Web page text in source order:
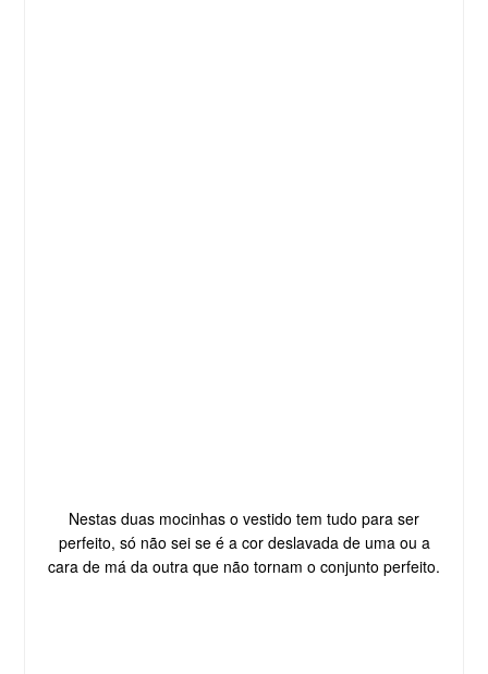
Nestas duas mocinhas o vestido tem tudo para ser
perfeito, só não sei se é a cor deslavada de uma ou a
cara de má da outra que não tornam o conjunto perfeito.